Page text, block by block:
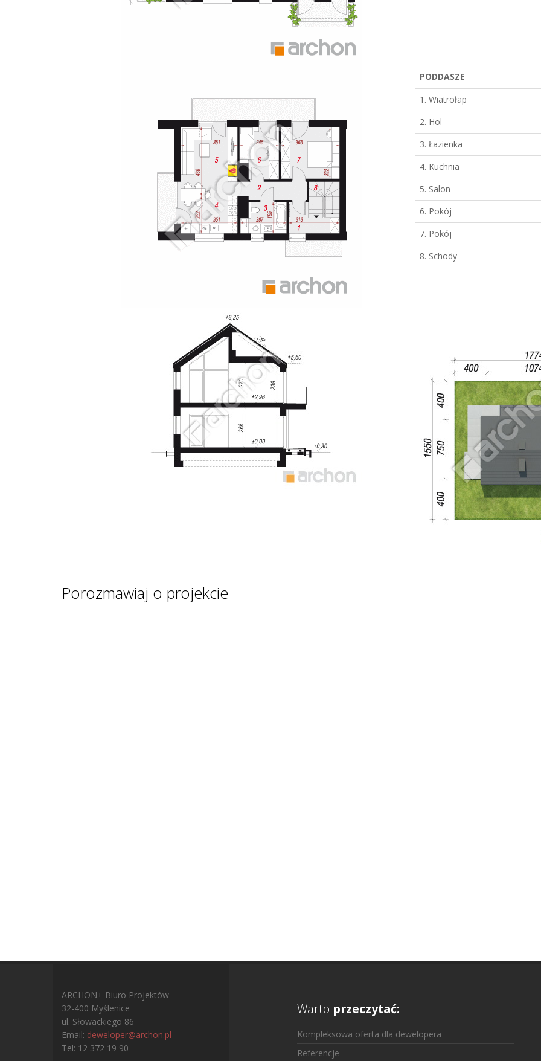
PODDASZE
1. Wiatrołap
2. Hol
3. Łazienka
4. Kuchnia
5. Salon
6. Pokój
7. Pokój
8. Schody
Porozmawiaj o projekcie
ARCHON+ Biuro Projektów
32-400 Myślenice
ul. Słowackiego 86
Email: deweloper@archon.pl
Tel: 12 372 19 90
Warto przeczytać:
Kompleksowa oferta dla dewelopera
Referencje